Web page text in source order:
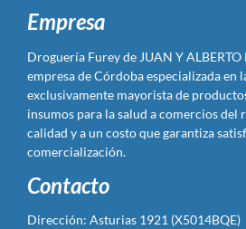
Empresa
Droguería Furey de JUAN Y ALBERTO
empresa de Córdoba especializada en
exclusivamente mayorista de
insumos para la salud a comercios del
calidad y a un costo que garantiza
comercialización.
Contacto
Dirección: Asturias 1921 (X5014BQE)